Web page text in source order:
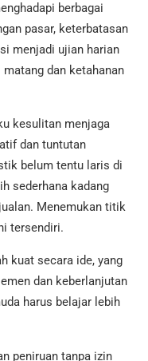
berbagai
pasar, keterbatasan
menjadi ujian harian
dan ketahanan
kesulitan menjaga
dan tuntutan
belum tentu laris di
sederhana kadang
Menemukan titik
tersendiri.
kuat secara ide, yang
dan keberlanjutan
harus belajar lebih
peniruan tanpa izin